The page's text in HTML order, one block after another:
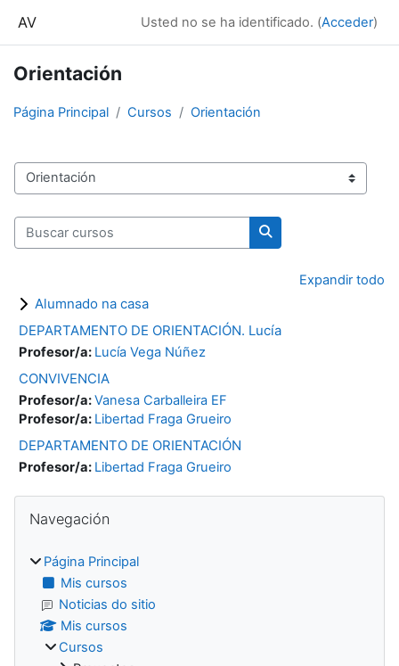
AV Usted no se ha identificado. (Acceder)
Orientación
Página Principal Cursos Orientación
Categorías
Buscar cursos
Buscar cursos
Expandir todo
Alumnado na casa
DEPARTAMENTO DE ORIENTACIÓN. Lucía
Profesor/a: Lucía Vega Núñez
CONVIVENCIA
Profesor/a:Vanesa Carballeira EF
Profesor/a: Libertad Fraga Grueiro
DEPARTAMENTO DE ORIENTACIÓN
Profesor/a: Libertad Fraga Grueiro
Bloques
Navegación
Página Principal
Mis cursos
Noticias do sitio
Mis cursos
Cursos